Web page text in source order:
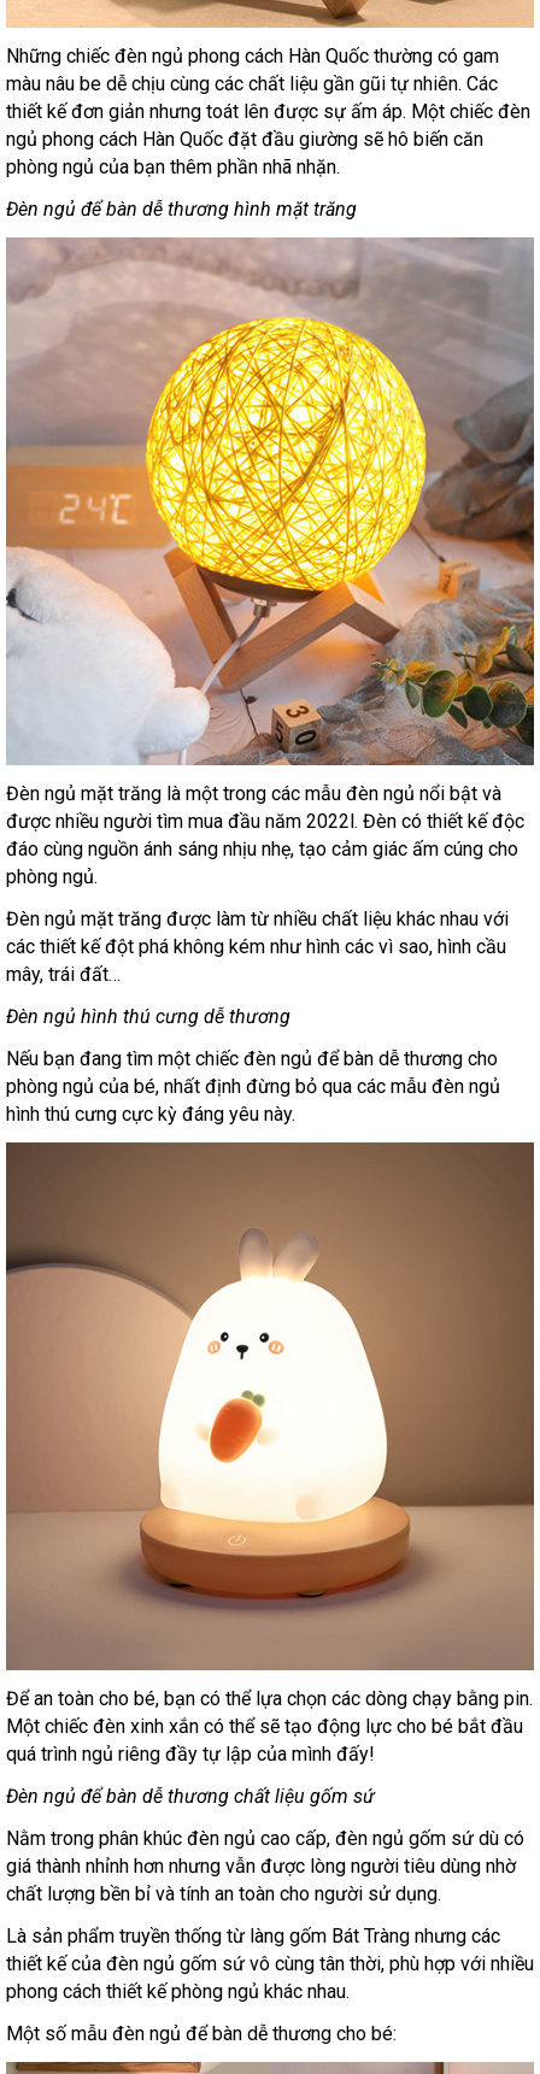
Những chiếc đèn ngủ phong cách Hàn Quốc thường có gam
màu nâu be dễ chịu cùng các chất liệu gần gũi tự nhiên. Các
thiết kế đơn giản nhưng toát lên được sự ấm áp. Một chiếc đèn
ngủ phong cách Hàn Quốc đặt đầu giường sẽ hô biến căn
phòng ngủ của bạn thêm phần nhã nhặn.
Đèn ngủ để bàn dễ thương hình mặt trăng
Đèn ngủ mặt trăng là một trong các mẫu đèn ngủ nổi bật và
được nhiều người tìm mua đầu năm 2022l. Đèn có thiết kế độc
đáo cùng nguồn ánh sáng nhịu nhẹ, tạo cảm giác ấm cúng cho
phòng ngủ.
Đèn ngủ mặt trăng được làm từ nhiều chất liệu khác nhau với
các thiết kế đột phá không kém như hình các vì sao, hình cầu
mây, trái đất…
Đèn ngủ hình thú cưng dễ thương
Nếu bạn đang tìm một chiếc đèn ngủ để bàn dễ thương cho
phòng ngủ của bé, nhất định đừng bỏ qua các mẫu đèn ngủ
hình thú cưng cực kỳ đáng yêu này.
Để an toàn cho bé, bạn có thể lựa chọn các dòng chạy bằng pin.
Một chiếc đèn xinh xắn có thể sẽ tạo động lực cho bé bắt đầu
quá trình ngủ riêng đầy tự lập của mình đấy!
Đèn ngủ để bàn dễ thương chất liệu gốm sứ
Nằm trong phân khúc đèn ngủ cao cấp, đèn ngủ gốm sứ dù có
giá thành nhỉnh hơn nhưng vẫn được lòng người tiêu dùng nhờ
chất lượng bền bỉ và tính an toàn cho người sử dụng.
Là sản phẩm truyền thống từ làng gốm Bát Tràng nhưng các
thiết kế của đèn ngủ gốm sứ vô cùng tân thời, phù hợp với nhiều
phong cách thiết kế phòng ngủ khác nhau.
Một số mẫu đèn ngủ để bàn dễ thương cho bé: